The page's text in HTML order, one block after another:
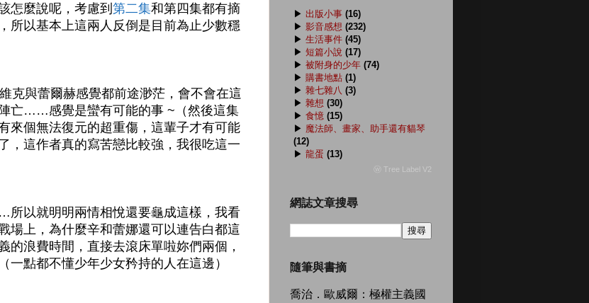
怎麼說呢，考慮到 第二集和第四集都有摘
所以基本上這兩人反倒是目前為止少數穩
克與蕾爾赫感覺都前途渺茫，會不會在這
亡……感覺是蠻有可能的事 ~（然後這集
來個無法復元的超重傷，這輩子才有可能
，這作者真的寫苦戀比較強，我很吃這一
以就明明兩情相悅還要龜成這樣，我看
場上，為什麼辛和蕾娜還可以連告白都這
的浪費時間，直接去滾床單啦妳們兩個，
點都不懂少年少女矜持的人在這邊）
▶ 出版小事 (16)
▶ 影音感想 (232)
▶ 生活事件 (45)
▶ 短篇小說 (17)
▶ 被附身的少年 (74)
▶ 購書地點 (1)
▶ 雜七雜八 (3)
▶ 雜想 (30)
▶ 食憶 (15)
▶ 魔法師、畫家、助手還有貓琴
(12)
▶ 龍蛋 (13)
ⓦ Tree Label V2
網誌文章搜尋
隨筆與書摘
喬治．歐威爾：極權主義國